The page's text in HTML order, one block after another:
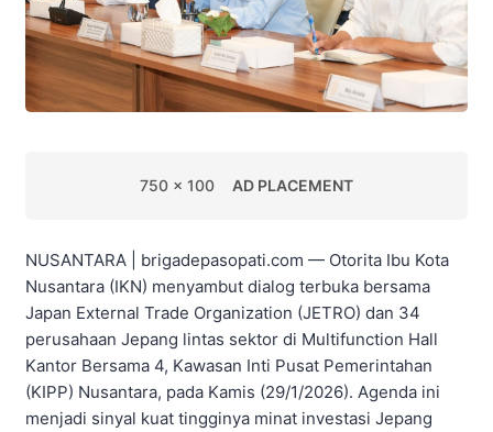
750 x 100 AD PLACEMENT
NUSANTARA | brigadepasopati.com — Otorita Ibu Kota
Nusantara (IKN) menyambut dialog terbuka bersama
Japan External Trade Organization (JETRO) dan 34
perusahaan Jepang lintas sektor di Multifunction Hall
Kantor Bersama 4, Kawasan Inti Pusat Pemerintahan
(KIPP) Nusantara, pada Kamis (29/1/2026). Agenda ini
menjadi sinyal kuat tingginya minat investasi Jepang